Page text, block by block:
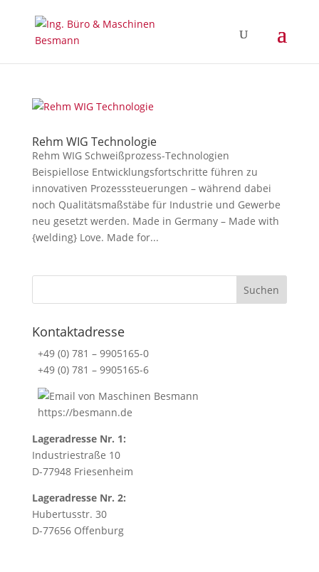
Rehm WIG Technologie
Rehm WIG Schweißprozess-Technologien
Beispiellose Entwicklungsfortschritte führen zu
innovativen Prozesssteuerungen – während dabei
noch Qualitätsmaßstäbe für Industrie und Gewerbe
neu gesetzt werden. Made in Germany – Made with
{welding} Love. Made for...
Kontaktadresse
+49 (0) 781 – 9905165-0
+49 (0) 781 – 9905165-6
https://besmann.de
Lageradresse Nr. 1:
Industriestraße 10
D-77948 Friesenheim
Lageradresse Nr. 2:
Hubertusstr. 30
D-77656 Offenburg